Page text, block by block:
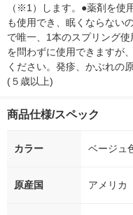
（※1）します。●薬剤を使
も使用でき、眠くならない
で唯一、1本のスプリング
を問わずに使用できますが
ください。発疹、かぶれの
(５歳以上)
商品仕様/スペック
カラー ベージュ
原産国 アメリカ